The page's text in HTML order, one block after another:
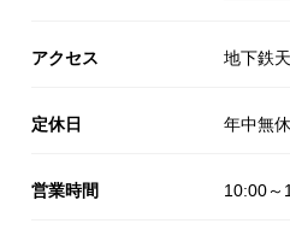
アクセス 地下鉄
定休日 年中無休
営業時間 10:00～